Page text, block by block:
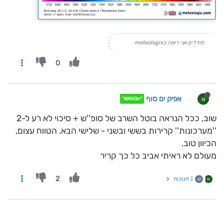
מודלים אני רואה בmeteologix
0
א אפיק ים סוף ✅מאושר
שוב, ככל הנראה בוטל השרב של סופ''ש + סיכוי לא רע ל-2
''מערכונות'' קרירות בששי ובשני - שלישי הבא. הטווח עצום,
הכיוון טוב.
מעולם לא ראיתי אביב כל כך קריר
א ש 2 תגובות 2